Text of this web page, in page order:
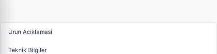
Urun Aciklamasi
Teknik Bilgiler